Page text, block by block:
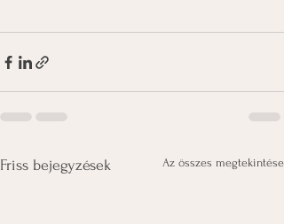
Friss bejegyzések Az összes megtekintése